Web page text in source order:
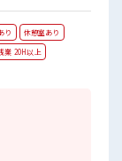
り
休憩室あり
業 20H以上